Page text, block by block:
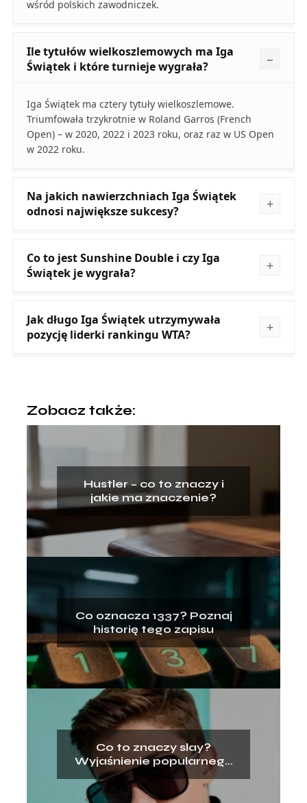
wśród polskich zawodniczek.
Ile tytułów wielkoszlemowych ma Iga
Świątek i które turnieje wygrała?
Iga Świątek ma cztery tytuły wielkoszlemowe.
Triumfowała trzykrotnie w Roland Garros (French
Open) – w 2020, 2022 i 2023 roku, oraz raz w US Open
w 2022 roku.
Na jakich nawierzchniach Iga Świątek
odnosi największe sukcesy?
Co to jest Sunshine Double i czy Iga
Świątek je wygrała?
Jak długo Iga Świątek utrzymywała
pozycję liderki rankingu WTA?
Zobacz także:
Hustler – co to znaczy i
jakie ma znaczenie?
Co oznacza 1337? Poznaj
historię tego zapisu
Co to znaczy slay?
Wyjaśnienie popularnego